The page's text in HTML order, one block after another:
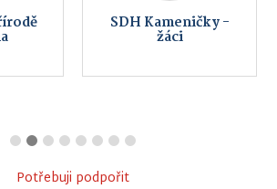
SDH Kameničky -
žáci
Potřebuji podpořit